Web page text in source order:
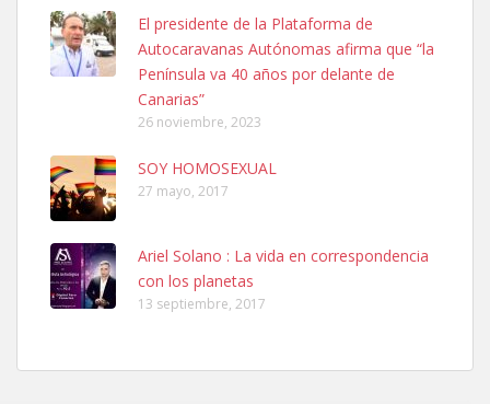
SHIBA PERDIDO AVDA JOSE MESA Y LOPEZ
PERRO MACHO RAZA SHIBA CON MICROCHIP PERDIDO HOY
06/07/2025 ZONA MESA Y LOPEZ. ES MUY ASUSTADIZO
Leales.org » Gran Canaria
6.7.2025
Ninfa perdida
El día 5 se los perdió una ninfa papillera, asustada tiene miedo a la
calle, se perdió por la zon...
El presidente de la Plataforma de
Autocaravanas Autónomas afirma que “la
Península va 40 años por delante de
Canarias”
26 noviembre, 2023
SOY HOMOSEXUAL
27 mayo, 2017
Ariel Solano : La vida en correspondencia
con los planetas
13 septiembre, 2017